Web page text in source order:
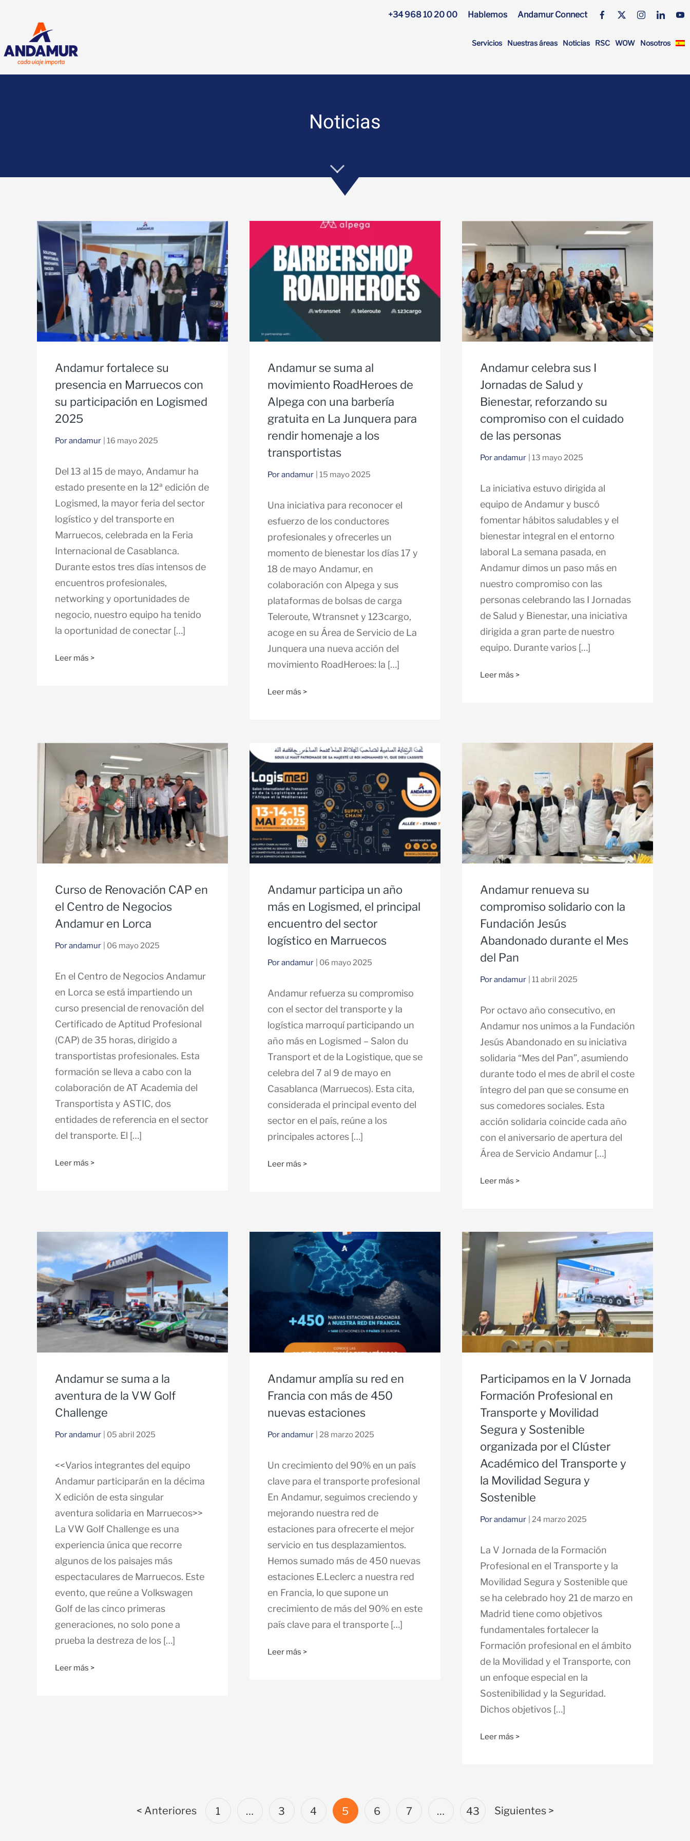
Servicios Nuestras áreas Noticias RSC WOW Nosotros
+34 968 10 20 00 Hablemos Andamur Connect
Noticias
Andamur fortalece su
presencia en Marruecos con
su participación en Logismed
2025
Por andamur | 16 mayo 2025
Del 13 al 15 de mayo, Andamur ha
estado presente en la 12ª edición de
Logismed, la mayor feria del sector
logístico y del transporte en
Marruecos, celebrada en la Feria
Internacional de Casablanca.
Durante estos tres días intensos de
encuentros profesionales,
networking y oportunidades de
negocio, nuestro equipo ha tenido
la oportunidad de conectar […]
Leer más >
Andamur se suma al
movimiento RoadHeroes de
Alpega con una barbería
gratuita en La Junquera para
rendir homenaje a los
transportistas
Por andamur | 15 mayo 2025
Una iniciativa para reconocer el
esfuerzo de los conductores
profesionales y ofrecerles un
momento de bienestar los días 17 y
18 de mayo Andamur, en
colaboración con Alpega y sus
plataformas de bolsas de carga
Teleroute, Wtransnet y 123cargo,
acoge en su Área de Servicio de La
Junquera una nueva acción del
movimiento RoadHeroes: la […]
Leer más >
Andamur celebra sus I
Jornadas de Salud y
Bienestar, reforzando su
compromiso con el cuidado
de las personas
Por andamur | 13 mayo 2025
La iniciativa estuvo dirigida al
equipo de Andamur y buscó
fomentar hábitos saludables y el
bienestar integral en el entorno
laboral La semana pasada, en
Andamur dimos un paso más en
nuestro compromiso con las
personas celebrando las I Jornadas
de Salud y Bienestar, una iniciativa
dirigida a gran parte de nuestro
equipo. Durante varios […]
Leer más >
Curso de Renovación CAP en
el Centro de Negocios
Andamur en Lorca
Por andamur | 06 mayo 2025
En el Centro de Negocios Andamur
en Lorca se está impartiendo un
curso presencial de renovación del
Certificado de Aptitud Profesional
(CAP) de 35 horas, dirigido a
transportistas profesionales. Esta
formación se lleva a cabo con la
colaboración de AT Academia del
Transportista y ASTIC, dos
entidades de referencia en el sector
del transporte. El […]
Leer más >
Andamur participa un año
más en Logismed, el principal
encuentro del sector
logístico en Marruecos
Por andamur | 06 mayo 2025
Andamur refuerza su compromiso
con el sector del transporte y la
logística marroquí participando un
año más en Logismed – Salon du
Transport et de la Logistique, que se
celebra del 7 al 9 de mayo en
Casablanca (Marruecos). Esta cita,
considerada el principal evento del
sector en el país, reúne a los
principales actores […]
Leer más >
Andamur renueva su
compromiso solidario con la
Fundación Jesús
Abandonado durante el Mes
del Pan
Por andamur | 11 abril 2025
Por octavo año consecutivo, en
Andamur nos unimos a la Fundación
Jesús Abandonado en su iniciativa
solidaria “Mes del Pan”, asumiendo
durante todo el mes de abril el coste
íntegro del pan que se consume en
sus comedores sociales. Esta
acción solidaria coincide cada año
con el aniversario de apertura del
Área de Servicio Andamur […]
Leer más >
Andamur se suma a la
aventura de la VW Golf
Challenge
Por andamur | 05 abril 2025
<<Varios integrantes del equipo
Andamur participarán en la décima
X edición de esta singular
aventura solidaria en Marruecos>>
La VW Golf Challenge es una
experiencia única que recorre
algunos de los paisajes más
espectaculares de Marruecos. Este
evento, que reúne a Volkswagen
Golf de las cinco primeras
generaciones, no solo pone a
prueba la destreza de los […]
Leer más >
Andamur amplía su red en
Francia con más de 450
nuevas estaciones
Por andamur | 28 marzo 2025
Un crecimiento del 90% en un país
clave para el transporte profesional
En Andamur, seguimos creciendo y
mejorando nuestra red de
estaciones para ofrecerte el mejor
servicio en tus desplazamientos.
Hemos sumado más de 450 nuevas
estaciones E.Leclerc a nuestra red
en Francia, lo que supone un
crecimiento de más del 90% en este
país clave para el transporte […]
Leer más >
Participamos en la V Jornada
Formación Profesional en
Transporte y Movilidad
Segura y Sostenible
organizada por el Clúster
Académico del Transporte y
la Movilidad Segura y
Sostenible
Por andamur | 24 marzo 2025
La V Jornada de la Formación
Profesional en el Transporte y la
Movilidad Segura y Sostenible que
se ha celebrado hoy 21 de marzo en
Madrid tiene como objetivos
fundamentales fortalecer la
Formación profesional en el ámbito
de la Movilidad y el Transporte, con
un enfoque especial en la
Sostenibilidad y la Seguridad.
Dichos objetivos […]
Leer más >
< Anteriores 1 … 3 4 5 6 7 … 43 Siguientes >